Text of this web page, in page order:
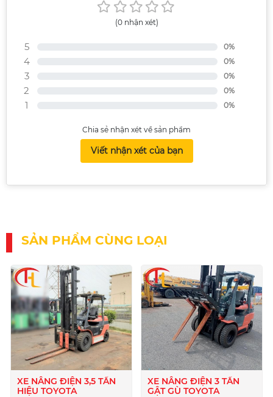
(0 nhận xét)
5 0%
4 0%
3 0%
2 0%
1 0%
Chia sẻ nhận xét về sản phẩm
Viết nhận xét của bạn
SẢN PHẨM CÙNG LOẠI
XE NÂNG ĐIỆN 3,5 TẤN
HIỆU TOYOTA
XE NÂNG ĐIỆN 3 TẤN
GẬT GÙ TOYOTA